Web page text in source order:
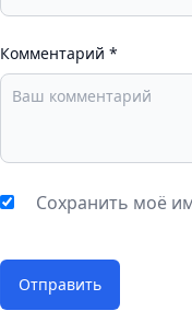
Комментарий *
Сохранить моё
Отправить